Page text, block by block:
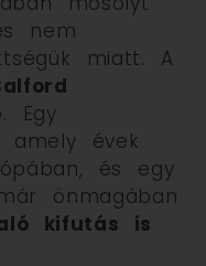
nem
miatt. A
Egy
amely évek
és egy
önmagában
kifutás is